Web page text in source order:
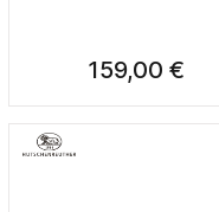
159,00 €